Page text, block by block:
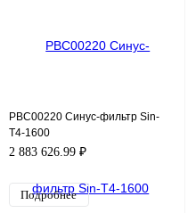
PBC00220 Синус-фильтр Sin-
T4-1600
2 883 626.99 ₽
Подробнее